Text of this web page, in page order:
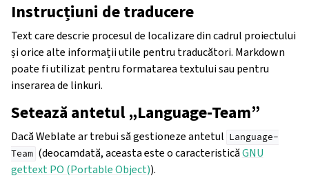
Instrucțiuni de traducere
Text care descrie procesul de localizare din cadrul proiectului
și orice alte informații utile pentru traducători. Markdown
poate fi utilizat pentru formatarea textului sau pentru
inserarea de linkuri.
Setează antetul „Language-Team”
Dacă Weblate ar trebui să gestioneze antetul Language-
Team (deocamdată, aceasta este o caracteristicăGNU
gettext PO (Portable Object)).